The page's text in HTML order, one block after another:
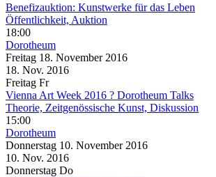
Benefizauktion: Kunstwerke für das Leben
Öffentlichkeit, Auktion
18:00
Dorotheum
Freitag 18. November 2016
18. Nov. 2016
Freitag Fr
Vienna Art Week 2016 ? Dorotheum Talks
Theorie, Zeitgenössische Kunst, Diskussion
15:00
Dorotheum
Donnerstag 10. November 2016
10. Nov. 2016
Donnerstag Do